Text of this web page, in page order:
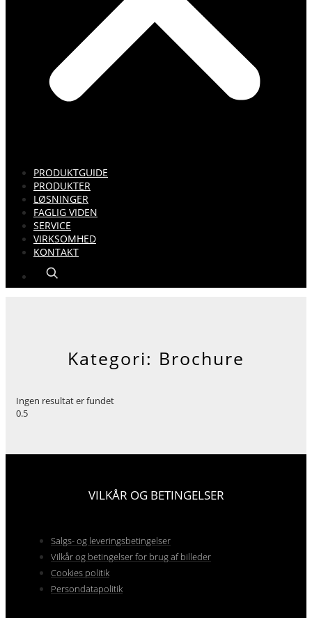
PRODUKTGUIDE
PRODUKTER
LØSNINGER
FAGLIG VIDEN
SERVICE
VIRKSOMHED
KONTAKT
Kategori: Brochure
Ingen resultat er fundet
VILKÅR OG BETINGELSER
Salgs- og leveringsbetingelser
Vilkår og betingelser for brug af billeder
Cookies politik
Persondatapolitik